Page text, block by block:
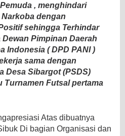
, menghindari
dengan
sehingga Terhindar
Pimpinan Daerah
Indonesia ( DPD PANI )
sama dengan
Desa Sibargot (PSDS)
Turnamen Futsal pertama
Atas dibuatnya
Di bagian Organisasi dan